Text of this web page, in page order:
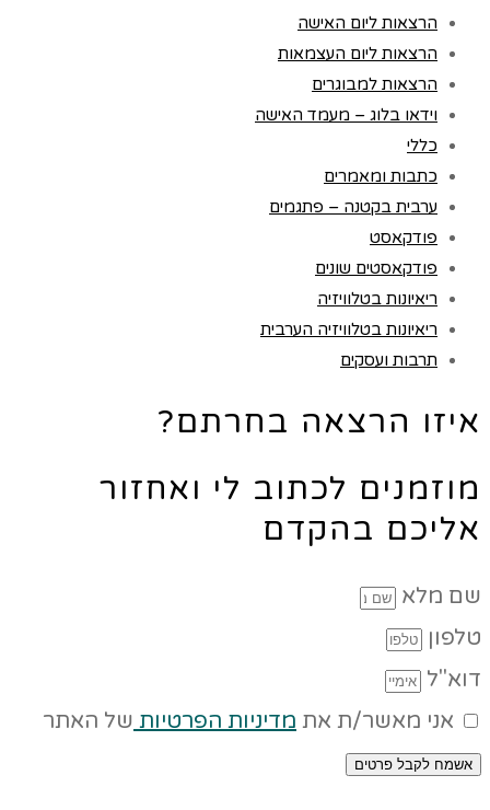
הרצאות ליום האישה
הרצאות ליום העצמאות
הרצאות למבוגרים
וידאו בלוג – מעמד האישה
כללי
כתבות ומאמרים
ערבית בקטנה – פתגמים
פודקאסט
פודקאסטים שונים
ריאיונות בטלוויזיה
ריאיונות בטלוויזיה הערבית
תרבות ועסקים
איזו הרצאה בחרתם?
מוזמנים לכתוב לי ואחזור
אליכם בהקדם
שם מלא
טלפון
דוא"ל
אני מאשר/ת את מדיניות הפרטיות של האתר
אשמח לקבל פרטים